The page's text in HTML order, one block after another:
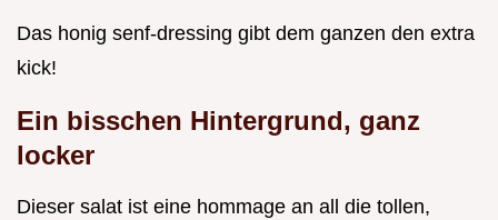
Das honig senf-dressing gibt dem ganzen den extra
kick!
Ein bisschen Hintergrund, ganz
locker
Dieser salat ist eine hommage an all die tollen,